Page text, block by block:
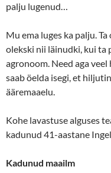
palju lugenud…
Mu ema luges ka palju.
olekski nii läinudki, kui ta
agronoom. Need aga
saab öelda isegi, et
ääremaaelu.
Kohe lavastuse alguses
kadunud 41-aastane
Kadunud maailm